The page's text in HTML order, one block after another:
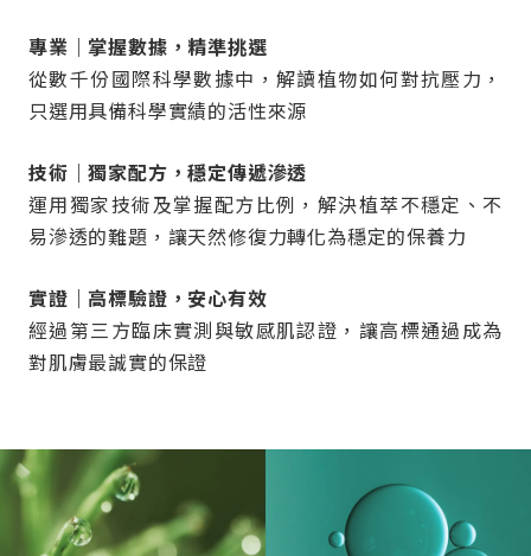
專業｜掌握數據，精準挑選
從數千份國際科學數據中，解讀植物如何對抗壓力，
只選用具備科學實績的活性來源
技術｜獨家配方，穩定傳遞滲透
運用獨家技術及掌握配方比例，解決植萃不穩定、不
易滲透的難題，讓天然修復力轉化為穩定的保養力
實證｜高標驗證，安心有效
經過第三方臨床實測與敏感肌認證，讓高標通過成為
對肌膚最誠實的保證